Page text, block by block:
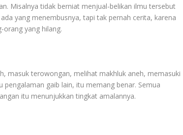
Misalnya tidak berniat menjual-belikan ilmu tersebut
yang menembusnya, tapi tak pernah cerita, karena
orang yang hilang.
masuk terowongan, melihat makhluk aneh, memasuki
gaib lain, itu memang benar. Semua
itu menunjukkan tingkat amalannya.